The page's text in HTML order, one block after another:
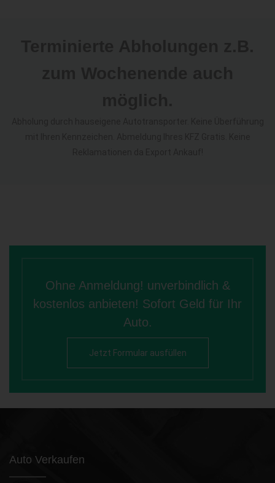
Ohne Anmeldung! unverbindlich &
kostenlos anbieten! Sofort Geld für Ihr
Auto.
Jetzt Formular ausfüllen
Auto Verkaufen